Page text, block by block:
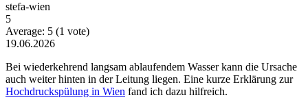
stefa-wien
5
Average: 5 (1 vote)
19.06.2026
Bei wiederkehrend langsam ablaufendem Wasser kann die Ursache
auch weiter hinten in der Leitung liegen. Eine kurze Erklärung zur
Hochdruckspülung in Wien fand ich dazu hilfreich.